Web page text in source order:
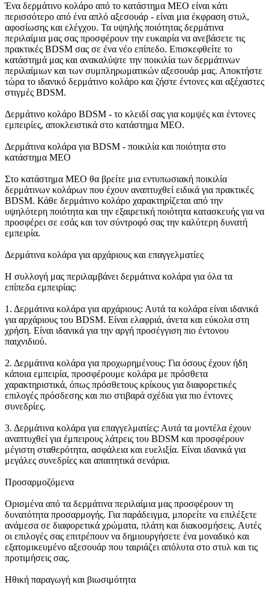
Ένα δερμάτινο κολάρο από το κατάστημα MEO είναι κάτι
περισσότερο από ένα απλό αξεσουάρ - είναι μια έκφραση στυλ,
αφοσίωσης και ελέγχου. Τα υψηλής ποιότητας δερμάτινα
περιλαίμια μας σας προσφέρουν την ευκαιρία να ανεβάσετε τις
πρακτικές BDSM σας σε ένα νέο επίπεδο. Επισκεφθείτε το
κατάστημά μας και ανακαλύψτε την ποικιλία των δερμάτινων
περιλαίμιων και των συμπληρωματικών αξεσουάρ μας. Αποκτήστε
τώρα το ιδανικό δερμάτινο κολάρο και ζήστε έντονες και αξέχαστες
στιγμές BDSM.
Δερμάτινο κολάρο BDSM - το κλειδί σας για κομψές και έντονες
εμπειρίες, αποκλειστικά στο κατάστημα MEO.
Δερμάτινα κολάρα για BDSM - ποικιλία και ποιότητα στο
κατάστημα MEO
Στο κατάστημα MEO θα βρείτε μια εντυπωσιακή ποικιλία
δερμάτινων κολάρων που έχουν αναπτυχθεί ειδικά για πρακτικές
BDSM. Κάθε δερμάτινο κολάρο χαρακτηρίζεται από την
υψηλότερη ποιότητα και την εξαιρετική ποιότητα κατασκευής για να
προσφέρει σε εσάς και τον σύντροφό σας την καλύτερη δυνατή
εμπειρία.
Δερμάτινα κολάρα για αρχάριους και επαγγελματίες
Η συλλογή μας περιλαμβάνει δερμάτινα κολάρα για όλα τα
επίπεδα εμπειρίας:
1. Δερμάτινα κολάρα για αρχάριους: Αυτά τα κολάρα είναι ιδανικά
για αρχάριους του BDSM. Είναι ελαφριά, άνετα και εύκολα στη
χρήση. Είναι ιδανικά για την αργή προσέγγιση πιο έντονου
παιχνιδιού.
2. Δερμάτινα κολάρα για προχωρημένους: Για όσους έχουν ήδη
κάποια εμπειρία, προσφέρουμε κολάρα με πρόσθετα
χαρακτηριστικά, όπως πρόσθετους κρίκους για διαφορετικές
επιλογές πρόσδεσης και πιο στιβαρά σχέδια για πιο έντονες
συνεδρίες.
3. Δερμάτινα κολάρα για επαγγελματίες: Αυτά τα μοντέλα έχουν
αναπτυχθεί για έμπειρους λάτρεις του BDSM και προσφέρουν
μέγιστη σταθερότητα, ασφάλεια και ευελιξία. Είναι ιδανικά για
μεγάλες συνεδρίες και απαιτητικά σενάρια.
Προσαρμοζόμενα
Ορισμένα από τα δερμάτινα περιλαίμια μας προσφέρουν τη
δυνατότητα προσαρμογής. Για παράδειγμα, μπορείτε να επιλέξετε
ανάμεσα σε διαφορετικά χρώματα, πλάτη και διακοσμήσεις. Αυτές
οι επιλογές σας επιτρέπουν να δημιουργήσετε ένα μοναδικό και
εξατομικευμένο αξεσουάρ που ταιριάζει απόλυτα στο στυλ και τις
προτιμήσεις σας.
Ηθική παραγωγή και βιωσιμότητα